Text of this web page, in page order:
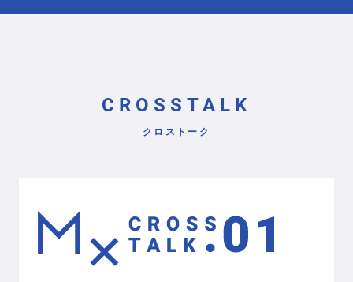
CROSSTALK
クロストーク